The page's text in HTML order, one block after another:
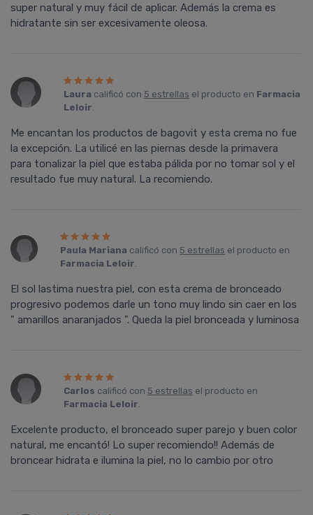
super natural y muy fácil de aplicar. Además la crema es
hidratante sin ser excesivamente oleosa.
Laura calificó con 5 estrellas el producto en Farmacia
Leloir.
Me encantan los productos de bagovit y esta crema no fue
la excepción. La utilicé en las piernas desde la primavera
para tonalizar la piel que estaba pálida por no tomar sol y el
resultado fue muy natural. La recomiendo.
Paula Mariana calificó con 5 estrellas el producto en
Farmacia Leloir.
El sol lastima nuestra piel, con esta crema de bronceado
progresivo podemos darle un tono muy lindo sin caer en los
" amarillos anaranjados ". Queda la piel bronceada y luminosa
Carlos calificó con 5 estrellas el producto en
Farmacia Leloir.
Excelente producto, el bronceado super parejo y buen color
natural, me encantó! Lo super recomiendo!! Además de
broncear hidrata e ilumina la piel, no lo cambio por otro